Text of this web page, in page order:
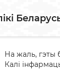
Галоўная
На жаль, гэты
Калі